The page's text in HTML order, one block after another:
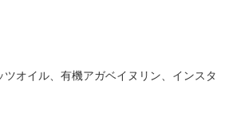
オイル、有機アガベイヌリン、インスタ